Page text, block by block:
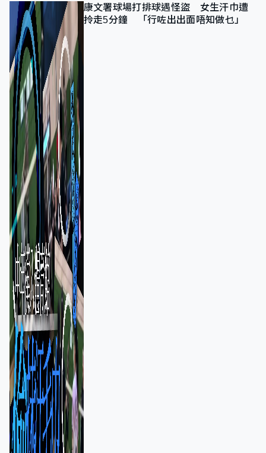
康文署球場打排球遇怪盜 女生汗巾遭
拎走5分鐘 「行咗出出面唔知做乜」